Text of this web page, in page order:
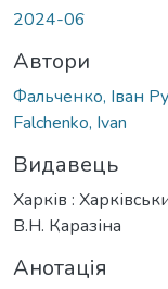
2024-06
Автори
Фальченко, Іван
Falchenko, Ivan
Видавець
Харків :
В.Н. Каразіна
Анотація